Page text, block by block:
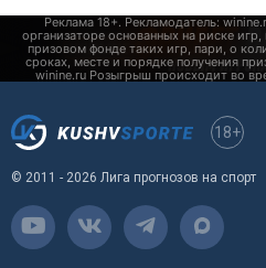
18+
© 2011 - 2026 Лига прогнозов на спорт